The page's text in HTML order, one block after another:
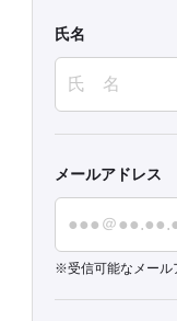
氏名
メールアドレス
受信可能なメール